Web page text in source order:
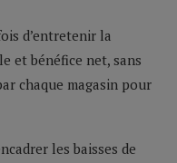
d’entretenir la
et bénéfice net, sans
chaque magasin pour
les baisses de